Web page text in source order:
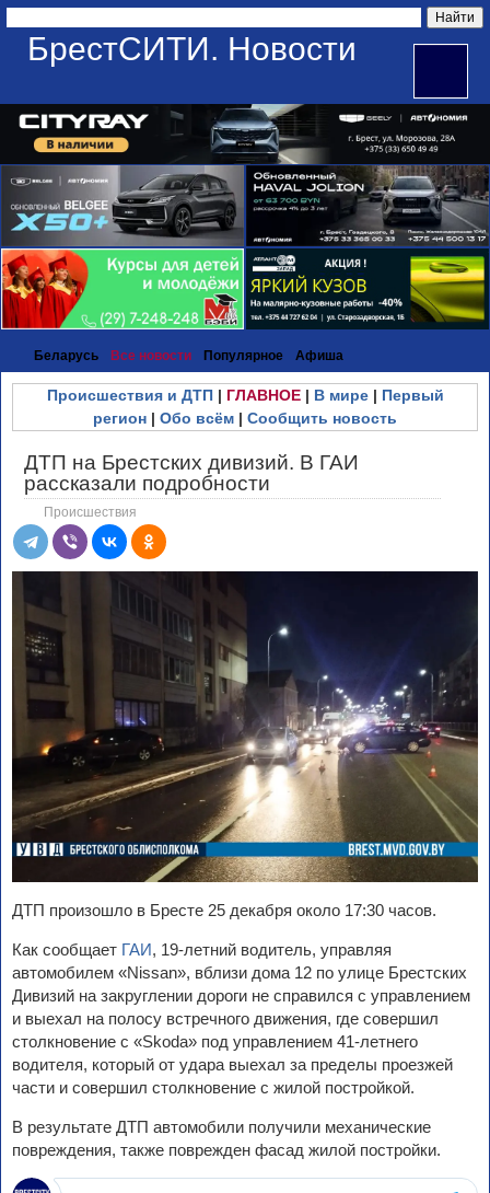
БрестСИТИ. Новости
Беларусь Все новости Популярное Афиша
Происшествия и ДТП| ГЛАВНОЕ| В мире| Первый
регион | Обо всём | Сообщить новость
ДТП на Брестских дивизий. В ГАИ
рассказали подробности
Происшествия
ДТП произошло в Бресте 25 декабря около 17:30 часов.
Как сообщает ГАИ, 19-летний водитель, управляя
автомобилем «Nissan», вблизи дома 12 по улице Брестских
Дивизий на закруглении дороги не справился с управлением
и выехал на полосу встречного движения, где совершил
столкновение с «Skoda» под управлением 41-летнего
водителя, который от удара выехал за пределы проезжей
части и совершил столкновение с жилой постройкой.
В результате ДТП автомобили получили механические
повреждения, также поврежден фасад жилой постройки.